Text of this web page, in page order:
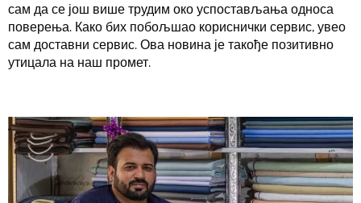
сам да се још више трудим око успостављања односа
поверења. Како бих побољшао кориснички сервис, увео
сам доставни сервис. Ова новина је такође позитивно
утицала на наш промет.